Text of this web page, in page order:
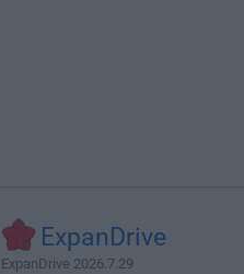
ExpanDrive
ExpanDrive 2026.7.29